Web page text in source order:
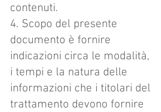
contenuti.
4. Scopo del presente
documento è fornire
indicazioni circa le modalità,
i tempi e la natura delle
informazioni che i titolari del
trattamento devono fornire